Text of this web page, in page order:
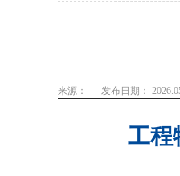
来源： 发布日期：
工程